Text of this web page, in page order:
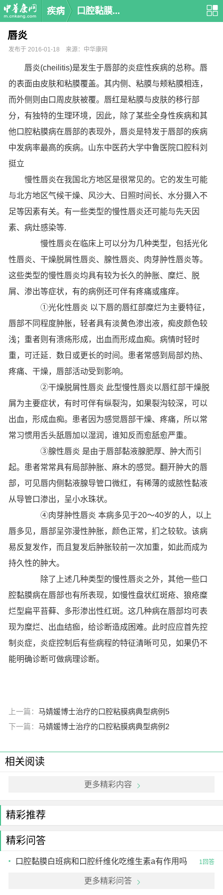
疾病 口腔黏膜...
唇炎
发布于 2016-01-18 来源：中华康网
唇炎(cheilitis)是发生于唇部的炎症性疾病的总称。唇
的表面由皮肤和粘膜覆盖。其内侧、粘膜与颊粘膜相连，
而外侧则由口周皮肤被覆。唇红是粘膜与皮肤的移行部
分，有独特的生理环境，因此，除了某些全身性疾病和其
他口腔粘膜病在唇部的表现外，唇炎是特发于唇部的疾病
中发病率最高的疾病。山东中医药大学中鲁医院口腔科刘
挺立
慢性唇炎在我国北方地区是很常见的。它的发生可能
与北方地区气候干燥、风沙大、日照时间长、水分摄入不
足等因素有关。有一些类型的慢性唇炎还可能与先天因
素、病灶感染等.
慢性唇炎在临床上可以分为几种类型，包括光化
性唇炎、干燥脱屑性唇炎、腺性唇炎、肉芽肿性唇炎等。
这些类型的慢性唇炎均具有较为长久的肿胀、糜烂、脱
屑、渗出等症状，有的病例还可伴有疼痛或瘙痒。
①光化性唇炎 以下唇的唇红部糜烂为主要特征，
唇部不同程度肿胀，轻者具有淡黄色渗出液，痴皮颜色较
浅；重者则有溃疡形成，出血而形成血痴。病情时轻时
重，可迁延．数日或更长的时间。患者常感到局部灼热、
疼痛、干燥，唇部活动受到影响。
②干燥脱屑性唇炎 此型慢性唇炎以唇红部干燥脱
屑为主要症状，有时可伴有纵裂沟，如果裂沟较深，可以
出血，形成血痴。患者因为感觉唇部干燥、疼痛，所以常
常习惯用舌头舐唇加以湿润，谁知反而愈舐愈严重。
③腺性唇炎 是由于唇部黏液腺肥厚、肿大而引
起。患者常常具有局部肿胀、麻木的感觉。翻开肿大的唇
部，可见唇内侧黏液腺导管口微红，有稀薄的或脓性黏液
从导管口渗出，呈小水珠状。
④肉芽肿性唇炎 本病多见于20～40岁的人，以上
唇多见，唇部呈弥漫性肿胀，颜色正常，扪之较软。该病
易反复发作，而且复发后肿胀较前一次加重，如此而成为
持久性的肿大。
除了上述几种类型的慢性唇炎之外，其他一些口
腔黏膜病在唇部也有所表现，如慢性盘状红斑疮、狼疮糜
烂型扁平苔藓、多形渗出性红斑。这几种病在唇部均可表
现为糜烂、出血结痂，给诊断造成困难。此时应应首先控
制炎症，炎症控制后有些病程的特征清晰可见，如果仍不
能明确诊断可做病理诊断。
上一篇： 马婧媛博士治疗的口腔粘膜病典型病例5
下一篇： 马婧媛博士治疗的口腔粘膜病典型病例2
相关阅读
更多精彩内容
精彩推荐
精彩问答
口腔黏膜白班病和口腔纤维化吃维生素a有作用吗 1回答
更多精彩问答